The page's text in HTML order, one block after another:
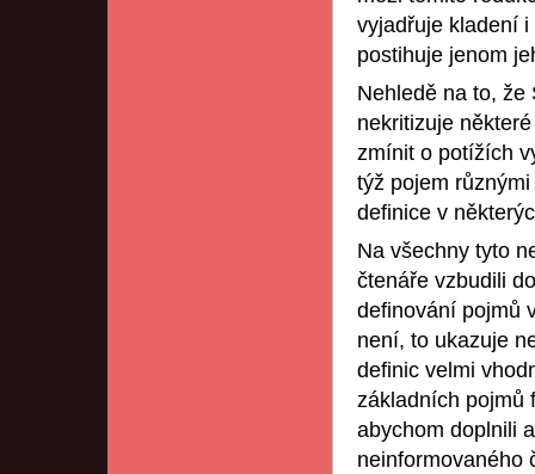
vyjadřuje kladení
postihuje jenom
Nehledě na to, že
nekritizuje
zmínit o potížích
týž pojem
definice v
Na všechny tyto
čtenáře vzbudili
definování pojmů
není, to ukazuje
definic velmi
základních pojmů
abychom doplnili
neinformovaného